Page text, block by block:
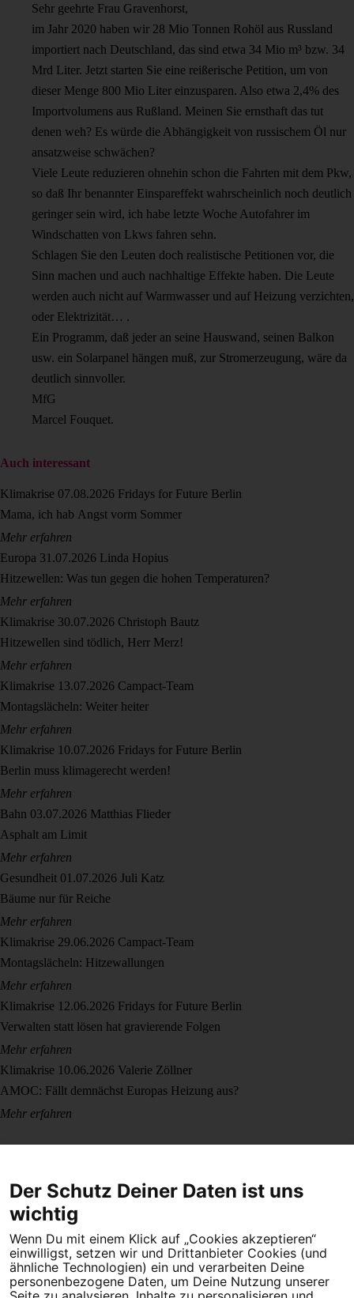
Sehr geehrte Frau Gravenhorst,
im Jahr 2020 haben wir 28 Mio Tonnen Rohöl aus Russland
importiert nach Deutschland, das sind etwa 34 Mio m³ bzw. 34
Mrd Liter. Jetzt starten Sie eine reißerische Petition, um von
dieser Menge 800 Mio Liter einzusparen. Also etwa 2,4% des
Importvolumens aus Rußland. Meinen Sie ernsthaft das tut
denen weh? Es würde die Abhängigkeit von russischem Öl nur
ansatzweise schwächen?
Viele Leute reduzieren ohnehin schon die Fahrten mit dem Pkw,
so daß Ihr benannter Einspareffekt wahrscheinlich noch deutlich
geringer sein wird, ich habe letzte Woche Autofahrer im
Windschatten von Lkws fahren sehn.
Schlagen Sie den Leuten doch realistische Petitionen vor, die
Sinn machen und auch nachhaltige Effekte haben. Die Leute
werden auch nicht auf Warmwasser und auf Heizung verzichten,
oder Elektrizität… .
Ein Programm, daß jeder an seine Hauswand, seinen Balkon
usw. ein Solarpanel hängen muß, zur Stromerzeugung, wäre da
deutlich sinnvoller.
MfG
Marcel Fouquet.
Auch interessant
Klimakrise 07.08.2026 Fridays for Future Berlin
Mama, ich hab Angst vorm Sommer
Mehr erfahren
Europa 31.07.2026 Linda Hopius
Hitzewellen: Was tun gegen die hohen Temperaturen?
Mehr erfahren
Klimakrise 30.07.2026 Christoph Bautz
Hitzewellen sind tödlich, Herr Merz!
Mehr erfahren
Klimakrise 13.07.2026 Campact-Team
Montagslächeln: Weiter heiter
Mehr erfahren
Klimakrise 10.07.2026 Fridays for Future Berlin
Berlin muss klimagerecht werden!
Mehr erfahren
Bahn 03.07.2026 Matthias Flieder
Asphalt am Limit
Mehr erfahren
Gesundheit 01.07.2026 Juli Katz
Bäume nur für Reiche
Mehr erfahren
Klimakrise 29.06.2026 Campact-Team
Montagslächeln: Hitzewallungen
Mehr erfahren
Klimakrise 12.06.2026 Fridays for Future Berlin
Verwalten statt lösen hat gravierende Folgen
Mehr erfahren
Klimakrise 10.06.2026 Valerie Zöllner
AMOC: Fällt demnächst Europas Heizung aus?
Mehr erfahren
Dein Engagement macht den Unterschied. Schließe Dich 4,5
Millionen Menschen an.
Newsletter bestellen
Der Schutz Deiner Daten ist uns
wichtig
Wenn Du mit einem Klick auf „Cookies akzeptieren“
einwilligst, setzen wir und Drittanbieter Cookies (und
ähnliche Technologien) ein und verarbeiten Deine
personenbezogene Daten, um Deine Nutzung unserer